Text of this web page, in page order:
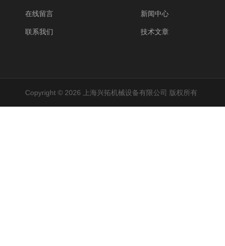
在线留言
联系我们
新闻中心
技术文章
Copyright © 2026 上海兴拓机械设备有限公司 版权所有